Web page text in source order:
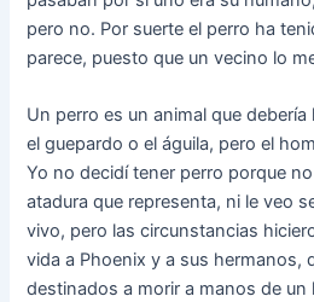
pero no. Por suerte el perro ha
parece, puesto que un vecino lo
Un perro es un animal que
el guepardo o el águila, pero el
Yo no decidí tener perro porque
atadura que representa, ni le veo
vivo, pero las circunstancias
vida a Phoenix y a sus hermanos,
destinados a morir a manos de un